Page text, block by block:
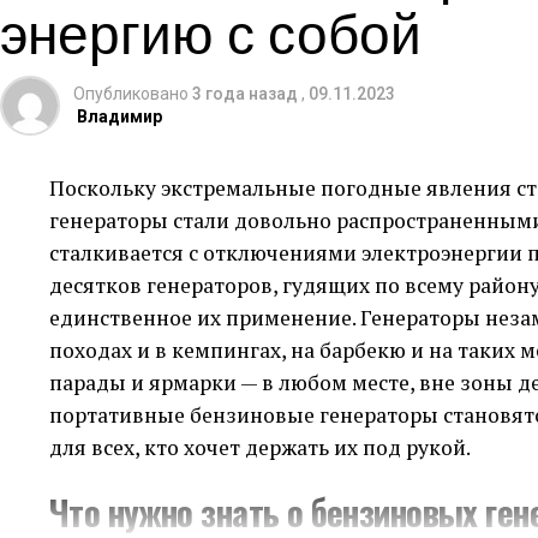
обязанности.
2) Размещайте вакансию на как можно
3) Проверяйте рекомендации и опыт работы
4) Предложите конкурентную заработную
Дефицит кадров в Краснодаре – это реальная
используя современные методы поиска
использовать различные каналы и предлагать
лицензионного ключа для офисного пакета.
очень быстрым. Я оценил четкую и понятную
получение товара после покупки.
Поддержка Клиентов:
Отдельно хочется отметить работу службы
рассмотрены быстро и профессионально, что
онлайн-магазина.
Безопасность Покупок: Мой Опыт
Безопасность онлайн-покупок всегда стоит
насколько серьезно DiscountSale.Market
сделок и надежные методы оплаты сделали
энергию с собой
Опубликовано 3 года назад , 09.11.2023
Владимир
Поскольку экстремальные погодные явления
генераторы стали довольно
сталкивается с отключениями
десятков генераторов, гудящих по всему
единственное их применение. Генераторы
походах и в кемпингах, на барбекю и на таких
парады и ярмарки — в любом месте, вне зоны
портативные бензиновые генераторы
для всех, кто хочет держать их под рукой.
Что нужно знать о бензиновых